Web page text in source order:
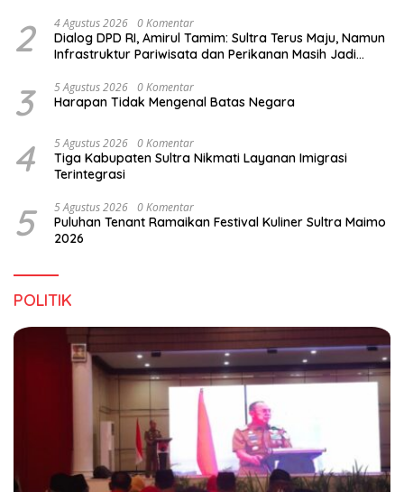
2 4 Agustus 2026 0 Komentar
Dialog DPD RI, Amirul Tamim: Sultra Terus Maju, Namun
Infrastruktur Pariwisata dan Perikanan Masih Jadi
3 5 Agustus 2026 0 Komentar
Harapan Tidak Mengenal Batas Negara
4 5 Agustus 2026 0 Komentar
Tiga Kabupaten Sultra Nikmati Layanan Imigrasi
Terintegrasi
5 5 Agustus 2026 0 Komentar
Puluhan Tenant Ramaikan Festival Kuliner Sultra Maimo
2026
POLITIK